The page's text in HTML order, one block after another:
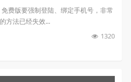
费版要强制登陆、绑定手机号，非常
方法已经失效...
1320